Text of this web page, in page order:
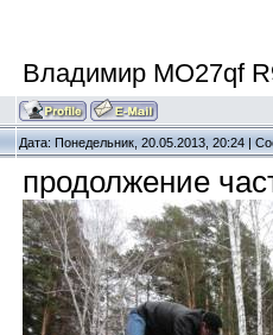
Владимир MO27qf
Дата: Понедельник, 20.05.2013, 20:24 |
продолжение